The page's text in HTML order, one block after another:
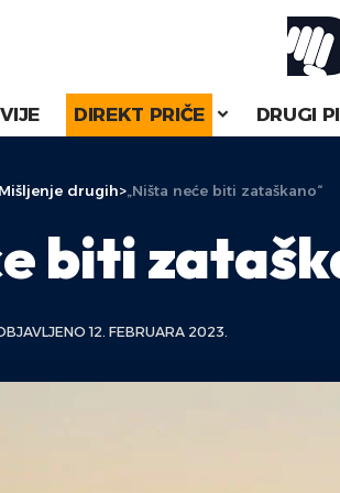
DIREKT PRIČE DRUGI
Mišljenje drugih>„Ništa neće biti zataškano“
biti
12. FEBRUARA 2023.